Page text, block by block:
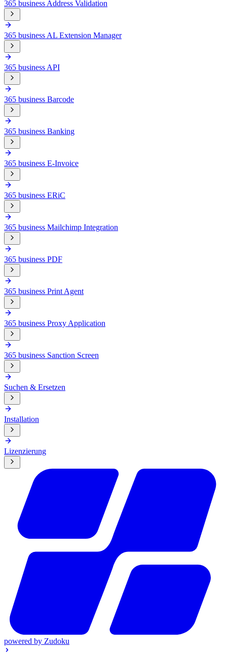
365 business Address Validation
365 business AL Extension Manager
365 business API
365 business Barcode
365 business Banking
365 business E-Invoice
365 business ERiC
365 business Mailchimp Integration
365 business PDF
365 business Print Agent
365 business Proxy Application
365 business Sanction Screen
Suchen & Ersetzen
Installation
Lizenzierung
powered by Zudoku